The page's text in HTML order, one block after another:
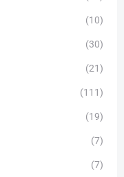
(10)
(30)
(21)
(111)
(19)
(7)
(7)